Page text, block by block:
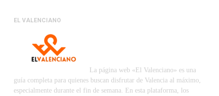
EL VALENCIANO
La página web «El Valenciano» es una
guía completa para quienes buscan disfrutar de Valencia al máximo,
especialmente durante el fin de semana. En esta plataforma, los